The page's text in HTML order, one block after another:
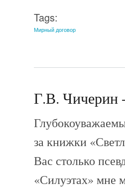
Tags:
Мирный договор
Г.В. Чичерин
за книжки
Вас столько
«Силуэтах» мне